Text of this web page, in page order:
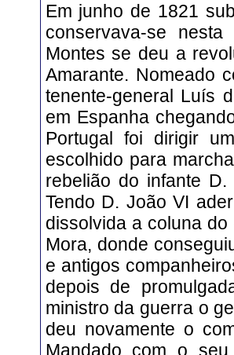
Em junho de 1821
conservava-se
Montes se deu a
Amarante. Nomeado
tenente-general Luís
em Espanha
Portugal foi dirigir
escolhido para
rebelião do infante
Tendo D. João VI
dissolvida a coluna
Mora, donde
e antigos
depois de
ministro da guerra o
deu novamente o
Mandado com o